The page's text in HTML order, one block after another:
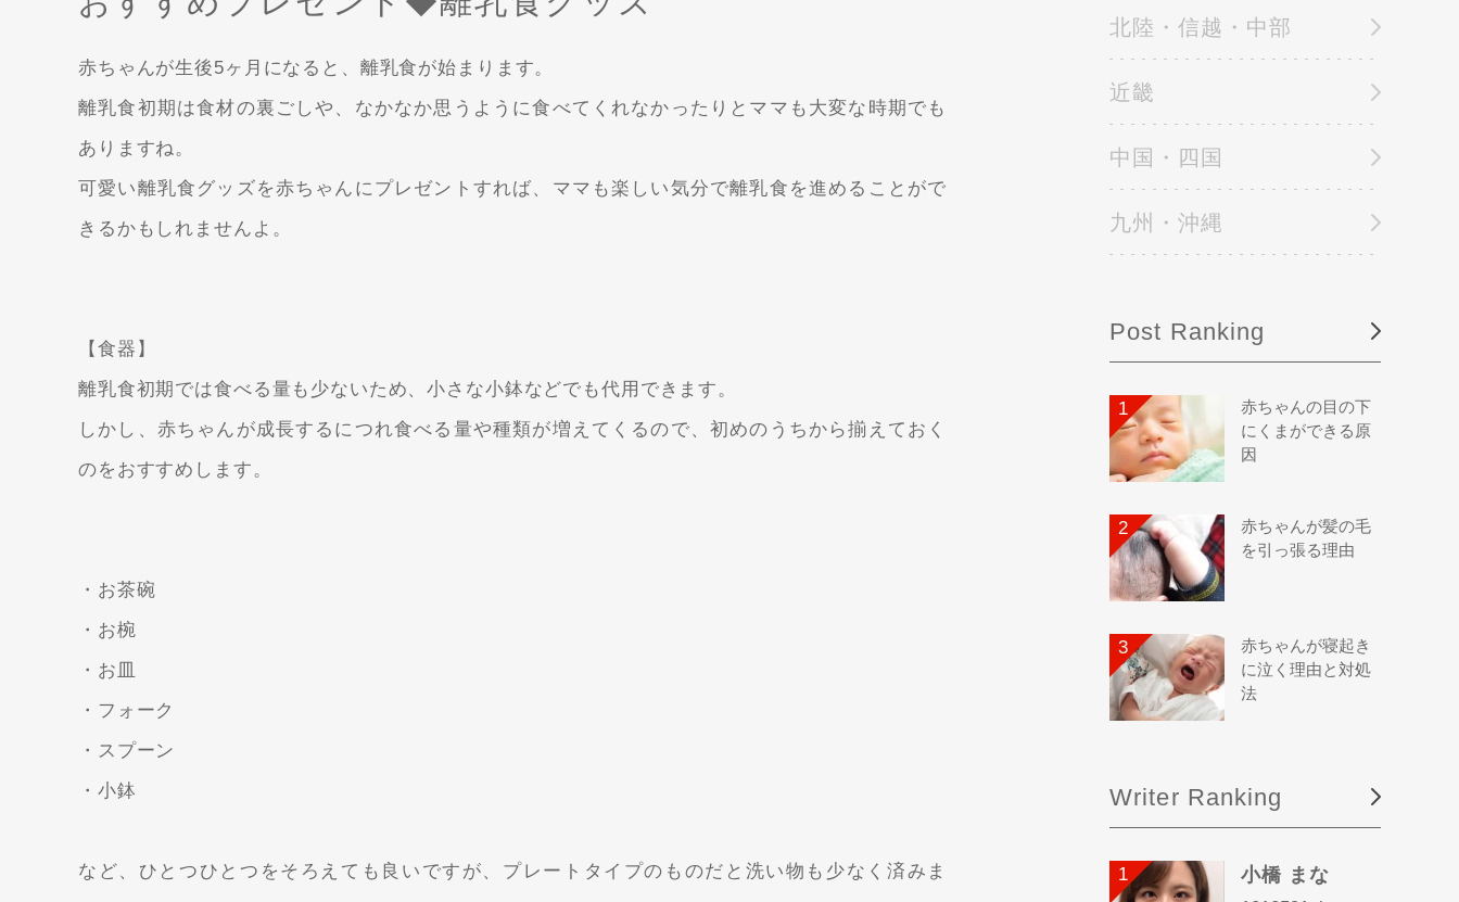
赤ちゃんが生後5ヶ月になると、離乳食が始まります。
離乳食初期は食材の裏ごしや、なかなか思うように食べてくれなかったりとママも大変な時期でも
ありますね。
可愛い離乳食グッズを赤ちゃんにプレゼントすれば、ママも楽しい気分で離乳食を進めることがで
きるかもしれませんよ。
【食器】
離乳食初期では食べる量も少ないため、小さな小鉢などでも代用できます。
しかし、赤ちゃんが成長するにつれ食べる量や種類が増えてくるので、初めのうちから揃えておく
のをおすすめします。
・お茶碗
・お椀
・お皿
・フォーク
・スプーン
・小鉢
など、ひとつひとつをそろえても良いですが、プレートタイプのものだと洗い物も少なく済みま
北陸・信越・中部
近畿
中国・四国
九州・沖縄
Post Ranking
赤ちゃんの目の下
にくまができる原
因
赤ちゃんが髪の毛
を引っ張る理由
赤ちゃんが寝起き
に泣く理由と対処
法
Writer Ranking
小橋 まな